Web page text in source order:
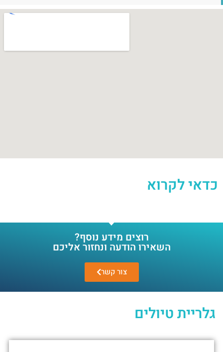
כדאי לקרוא
רוצים מידע נוסף?
השאירו הודעה ונחזור אליכם
צור קשר
גלריית טיולים